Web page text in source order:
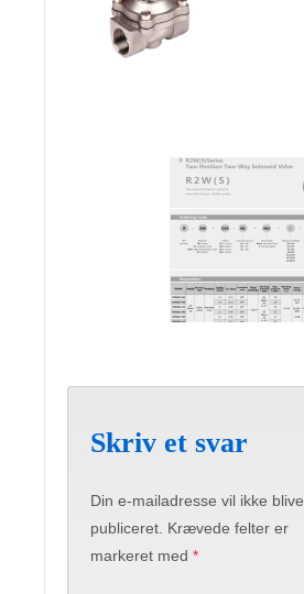
Skriv et svar
Din e-mailadresse vil ikke blive
publiceret. Krævede felter er
markeret med *